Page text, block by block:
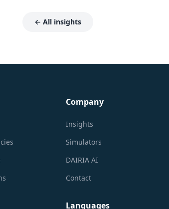
← All insights
Company
Insights
Simulators
DAIRIA AI
Contact
Languages